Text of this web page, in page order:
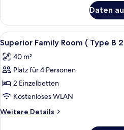
Family
(Type
B)
Daten
Alle
Fotos
für
Superior
Family
Room
(
Type
2
Superior Family Room ( Type B
40 m²
Platz für 4 Personen
2 Einzelbetten
Kostenloses WLAN
Weitere Details
Weitere